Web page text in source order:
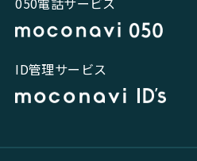
ID管理サービス